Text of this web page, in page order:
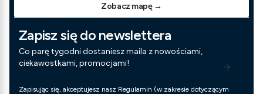
Zobacz mapę →
Zapisz się do newslettera
Co parę tygodni dostaniesz maila z nowościami,
ciekawostkami, promocjami!
Zapisując się, akceptujesz nasz Regulamin (w zakresie dotyczącym